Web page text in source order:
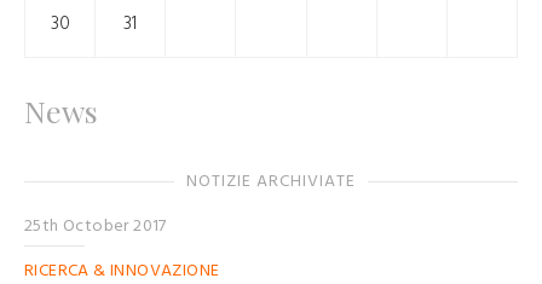
30 31
News
NOTIZIE ARCHIVIATE
25th October 2017
RICERCA & INNOVAZIONE